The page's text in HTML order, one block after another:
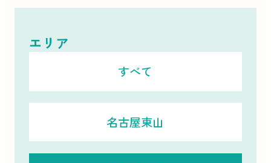
エリア
すべて
名古屋東山